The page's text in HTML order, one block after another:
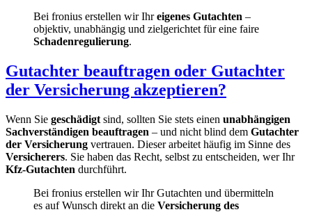
Bei fronius erstellen wir Ihreigenes Gutachten –
objektiv, unabhängig und zielgerichtet für eine faire
Schadenregulierung.
Gutachter beauftragen oder Gutachter
der Versicherung akzeptieren?
Wenn Sie geschädigt sind, sollten Sie stets einen unabhängigen
Sachverständigen beauftragen – und nicht blind dem Gutachter
der Versicherung vertrauen. Dieser arbeitet häufig im Sinne des
Versicherers. Sie haben das Recht, selbst zu entscheiden, wer Ihr
Kfz-Gutachten durchführt.
Bei fronius erstellen wir Ihr Gutachten und übermitteln
es auf Wunsch direkt an die Versicherung des